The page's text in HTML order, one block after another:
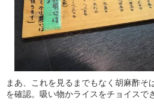
まあ、これを見るまでもなく胡麻酢そ
を確認。吸い物かライスをチョイスで